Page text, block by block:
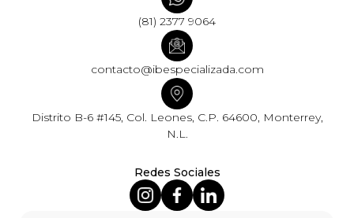
(81) 2377 9064
contacto@ibespecializada.com
Distrito B-6 #145, Col. Leones, C.P. 64600, Monterrey,
N.L.
Redes Sociales